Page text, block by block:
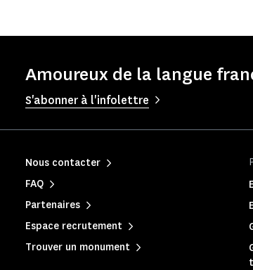
Amoureux de la langue
S'abonner à l'infolettre
Nous contacter
FAQ
Partenaires
Espace recrutement
Trouver un monument